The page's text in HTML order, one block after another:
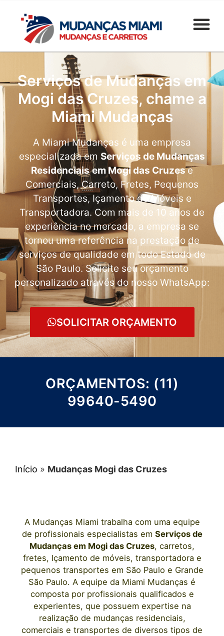
Serviços de Mudanças em
Mogi das Cruzes, chame a
Miami Mudanças
A Miami Mudanças é uma empresa
especializada em Serviços de Mudanças
Residenciais em Mogi das Cruzese
Comerciais, Carreto, Fretes, Pequenos
Transportes, Içamento de Móveis e
Transportadora. Com mais de 10 anos de
experiência no mercado, a empresa se
tornou uma referência na prestação de
serviços de qualidade em todo Estado de
São Paulo. Solicite seu orçamento
personalizado através do nosso WhatsApp:
SOLICITAR ORÇAMENTO
ORÇAMENTOS: (11)
99640-5490
Início » Mudanças Mogi das Cruzes
A Mudanças Miami trabalha com uma equipe
de profissionais especialistas em Serviços de
Mudanças em Mogi das Cruzes, carretos,
fretes, Içamento de móveis, transportadora e
pequenos transportes em São Paulo e Grande
São Paulo. A equipe da Miami Mudanças é
composta por profissionais qualificados e
experientes, que possuem expertise na
realização de mudanças residenciais,
comerciais e transportes de diversos tipos de